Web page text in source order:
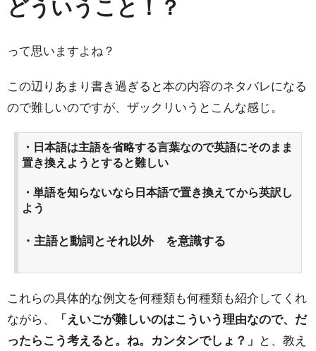
どういうこと！？
って思いますよね？
この辺りあまり書き過ぎると本の内容のネタバレになる
ので難しいのですが、ザックリいうとこんな感じ。
・日本語は主語を省略する言葉なので英語にそのまま
置き換えようとすると難しい
・単語を知らないなら日本語で置き換えてから英訳し
よう
・主語と動詞とそれ以外 を意識する
これらの具体的な例文を何種類も何種類も紹介してくれ
ながら、
「えいごが難しいのはこういう理由なので、だ
ったらこう考えると。ね。カンタンでしょ？」 と、教え